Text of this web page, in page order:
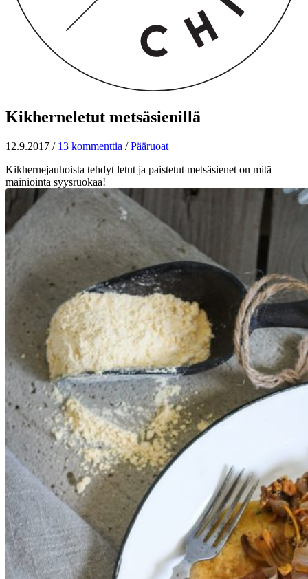
Kikherneletut metsäsienillä
12.9.2017 / 13 kommenttia / Pääruoat
Kikhernejauhoista tehdyt letut ja paistetut metsäsienet on mitä
mainiointa syysruokaa!